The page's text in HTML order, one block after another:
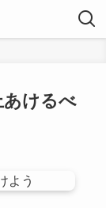
あけるべ